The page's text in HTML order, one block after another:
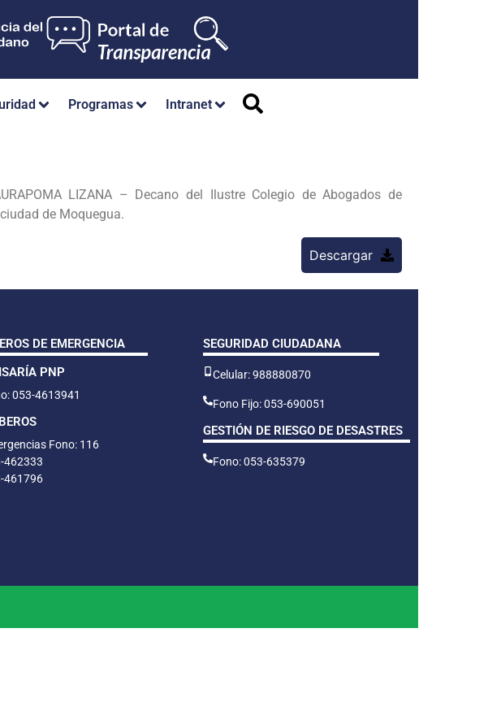
Programas Intranet
LIZANA – Decano del Ilustre Colegio de Abogados de
de Moquegua.
Descargar
DE EMERGENCIA
PNP
053-4613941
Fono: 116
462333
461796
SEGURIDAD CIUDADANA
Celular: 988880870
Fono Fijo: 053-690051
GESTIÓN DE RIESGO DE DESASTRES
Fono: 053-635379